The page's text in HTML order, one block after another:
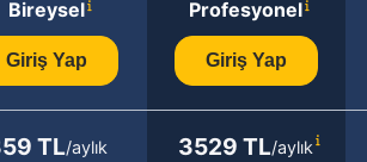
Bireysel
Giriş Yap
Profesyonel
Giriş Yap
TL/aylık 3529 TL/aylık